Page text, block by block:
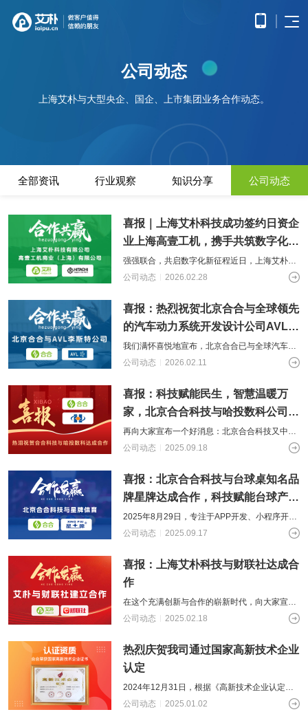
网站开发
公众号开发
AI开发
智能物联网
UI设计
案例
方案
电子商务解决方案
O2O解决方案
在线教育解决方案
社交解决方案
互联网金融解决方案
大数据解决方案
物联网解决方案
HHSHOP
18600118988 (wx)
开发
分
析、
计、
产品
研
发、
测
试、
部署
小程
原生
框架
小程
术服
务
发技术
业官网
建设、
HTML5
应用开
发、手
机微网
以及中
大型网
站开发
公众
号开
微信
公众
平台
所提
供的
接口
能，
开发
和构
建自
定义
的功
能与
服务
鸿蒙
APP
开发
基于
华为
鸿蒙
系统
的智
能应
用开
发
AI开
发
为企
供基
于大
模型
的
AIGC
应用
开发
物联
网
智能
物联
网定
发，
帮助
客户
实现
链接
UI设
计
研
究、
界面
布
局、
色彩
到交
互设
计的
全方
位解
决方
案
电子
商务
方案
业打
线上
务平
台
O2O
方案
无缝
线上
与线
下，
化消
费体
验
在线
解决
方案
构建
高效
程学
习平
台
社交
解决
高效
互动
的交
流平
台，
拉近
人之
间的
距离
网金
融解
决方
案
融合
据风
控，
提升
服务
效
引领
金融
科技
代
大数
据解
挖掘
数据
值，
驱动
智能
化
物联
网解
决方
案
实现
联，
推动
智慧
生活
业升
公司动态
上海艾朴与大型央企、国企、上市集团业务合作动态。
全部资讯 行业观察 知识分享 公司动态
喜报｜上海艾朴科技成功签约日资企
业上海高壹工机，携手共筑数字化新
篇章
强强联合，共启数字化新征程近日，上海艾朴科
技凭借深厚的技术积淀和卓越的项目交付能力，
公司动态 2026.02.28
喜报：热烈祝贺北京合合与全球领先
的汽车动力系统开发设计公司AVL达
成合作
我们满怀喜悦地宣布，北京合合已与全球汽车及
动力系统技术领域的领导者——AVL李斯特公司
公司动态 2026.02.11
喜报：科技赋能民生，智慧温暖万
家，北京合合科技与哈投数科公司达
成合作
再向大家宣布一个好消息：北京合合科技又中标
一新项目。北京合合科技与哈投数字科技公司正
公司动态 2025.09.18
喜报：北京合合科技与台球桌知名品
牌星牌达成合作，科技赋能台球产业
升级
2025年8月29日，专注于APP开发、小程序开发
的北京合合科技又合作了新的知名品牌——星牌
公司动态 2025.09.17
喜报：上海艾朴科技与财联社达成合
作
在这个充满创新与合作的崭新时代，向大家宣布
一项重大喜报：上海艾朴科技与财联社正式达成
公司动态 2025.02.18
热烈庆贺我司通过国家高新技术企业
认定
2024年12月31日，根据《高新技术企业认定管
理办法》（国科发火〔2016〕32号）和《高新
公司动态 2025.01.02